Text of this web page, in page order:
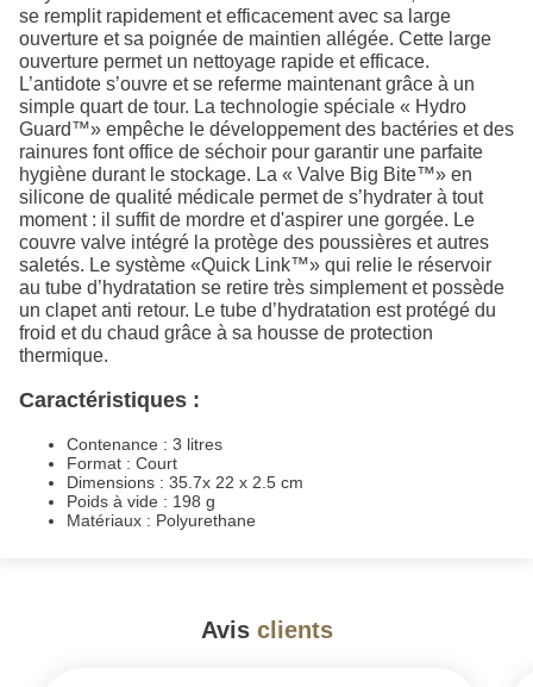
se remplit rapidement et efficacement avec sa large
ouverture et sa poignée de maintien allégée. Cette large
ouverture permet un nettoyage rapide et efficace.
L’antidote s’ouvre et se referme maintenant grâce à un
simple quart de tour. La technologie spéciale « Hydro
Guard™» empêche le développement des bactéries et des
rainures font office de séchoir pour garantir une parfaite
hygiène durant le stockage. La « Valve Big Bite™» en
silicone de qualité médicale permet de s’hydrater à tout
moment : il suffit de mordre et d'aspirer une gorgée. Le
couvre valve intégré la protège des poussières et autres
saletés. Le système «Quick Link™» qui relie le réservoir
au tube d’hydratation se retire très simplement et possède
un clapet anti retour. Le tube d’hydratation est protégé du
froid et du chaud grâce à sa housse de protection
thermique.
Caractéristiques :
Contenance : 3 litres
Format : Court
Dimensions : 35.7x 22 x 2.5 cm
Poids à vide : 198 g
Matériaux : Polyurethane
Avis clients